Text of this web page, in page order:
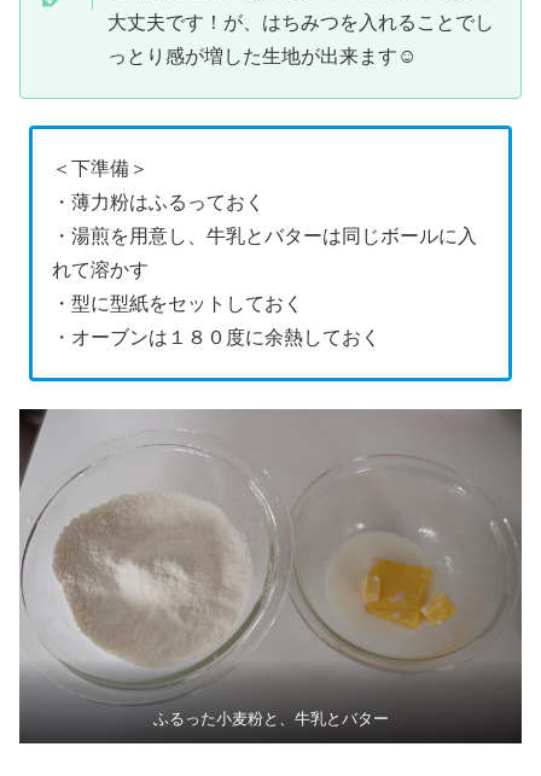
大丈夫です！が、はちみつを入れることでし
っとり感が増した生地が出来ます☺︎
＜下準備＞
・薄力粉はふるっておく
・湯煎を用意し、牛乳とバターは同じボールに入
れて溶かす
・型に型紙をセットしておく
・オーブンは１８０度に余熱しておく
ふるった小麦粉と、牛乳とバター